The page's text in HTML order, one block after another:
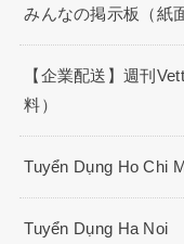
みんなの掲示板（紙
【企業配送】週刊
料）
Tuyển Dụng Ho Chi
Tuyển Dụng Ha Noi